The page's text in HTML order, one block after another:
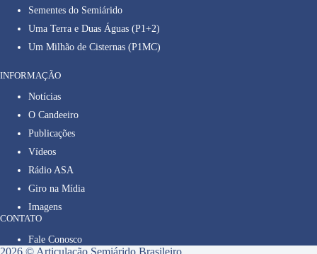
Sementes do Semiárido
Uma Terra e Duas Águas (P1+2)
Um Milhão de Cisternas (P1MC)
INFORMAÇÃO
Notícias
O Candeeiro
Publicações
Vídeos
Rádio ASA
Giro na Mídia
Imagens
CONTATO
Fale Conosco
2026 © Articulação Semiárido Brasileiro